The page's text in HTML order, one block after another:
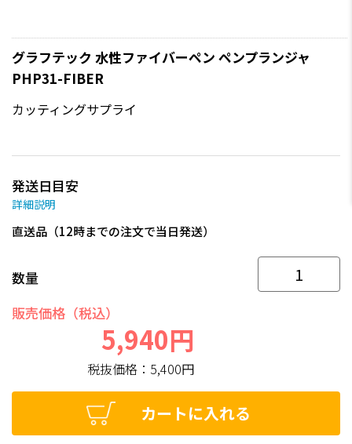
グラフテック 水性ファイバーペン ペンプランジャ
PHP31-FIBER
カッティングサプライ
発送日目安
詳細説明
直送品（12時までの注文で当日発送）
数量
販売価格（税込）
5,940円
税抜価格： 5,400円
カートに入れる